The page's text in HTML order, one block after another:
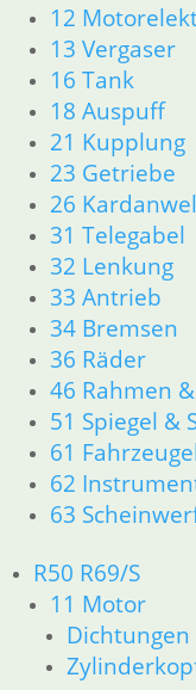
12
13 Vergaser
16 Tank
18 Auspuff
21 Kupplung
23 Getriebe
26
31 Telegabel
32 Lenkung
33 Antrieb
34 Bremsen
36 Räder
46 Rahmen
51 Spiegel &
61
62
63
R50 R69/S
11 Motor
Dichtungen
1,50€
Artikelnummer:
inkl. MwSt.
zzgl.
In den Warenkorb
39,00€
Artikelnummer:
inkl. MwSt.
zzgl.
In den Warenkorb
119,00€
inkl. MwSt.
zzgl.
In den Warenkorb